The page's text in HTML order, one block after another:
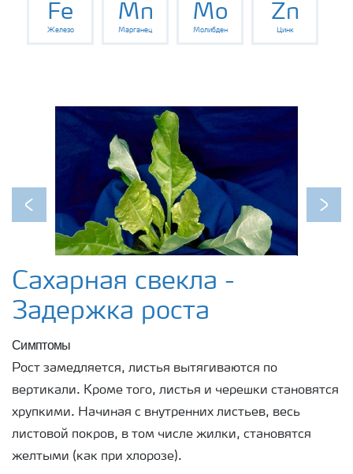
Fe
Железо
Mn
Марганец
Mo
Молибден
Zn
Цинк
Previous Next
Сахарная свекла -
Задержка роста
Симптомы
Рост замедляется, листья вытягиваются по
вертикали. Кроме того, листья и черешки становятся
хрупкими. Начиная с внутренних листьев, весь
листовой покров, в том числе жилки, становятся
желтыми (как при хлорозе).